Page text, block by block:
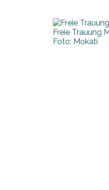
Foto: Mokati